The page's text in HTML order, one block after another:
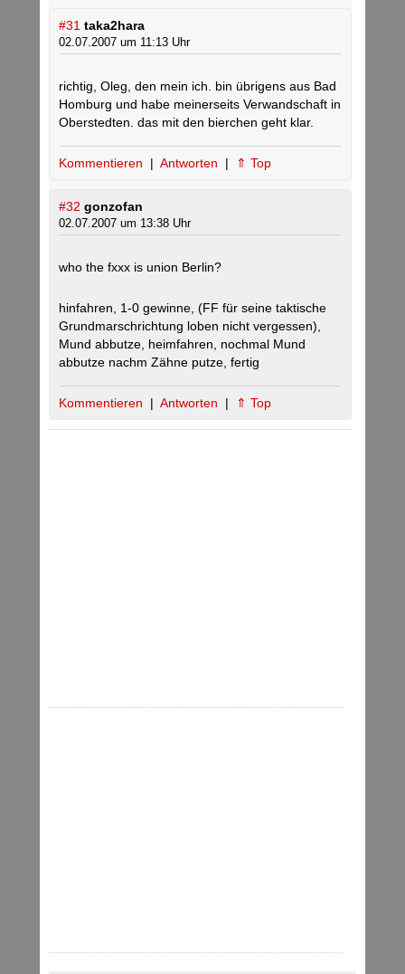
#31 taka2hara
02.07.2007 um 11:13 Uhr
richtig, Oleg, den mein ich. bin übrigens aus Bad
Homburg und habe meinerseits Verwandschaft in
Oberstedten. das mit den bierchen geht klar.
Kommentieren | Antworten | ⇑ Top
#32 gonzofan
02.07.2007 um 13:38 Uhr
who the fxxx is union Berlin?
hinfahren, 1-0 gewinne, (FF für seine taktische
Grundmarschrichtung loben nicht vergessen),
Mund abbutze, heimfahren, nochmal Mund
abbutze nachm Zähne putze, fertig
Kommentieren | Antworten | ⇑ Top